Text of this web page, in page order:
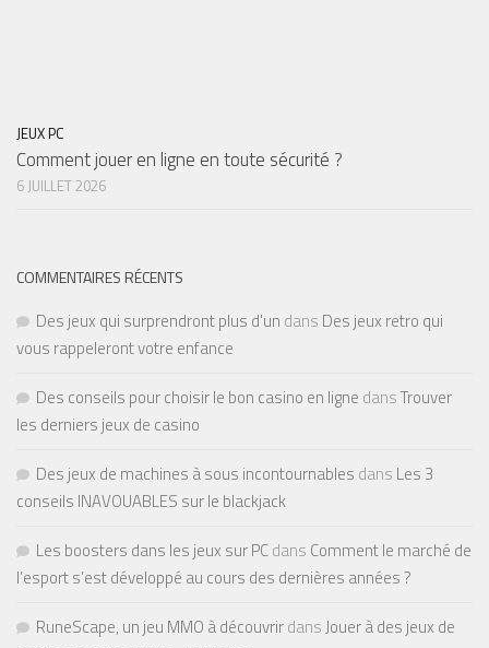
JEUX PC
Comment jouer en ligne en toute sécurité ?
6 JUILLET 2026
COMMENTAIRES RÉCENTS
Des jeux qui surprendront plus d'un dans Des jeux retro qui
vous rappeleront votre enfance
Des conseils pour choisir le bon casino en ligne dansTrouver
les derniers jeux de casino
Des jeux de machines à sous incontournables dans Les 3
conseils INAVOUABLES sur le blackjack
Les boosters dans les jeux sur PCdans Comment le marché de
l’esport s’est développé au cours des dernières années ?
RuneScape, un jeu MMO à découvrirdansJouer à des jeux de